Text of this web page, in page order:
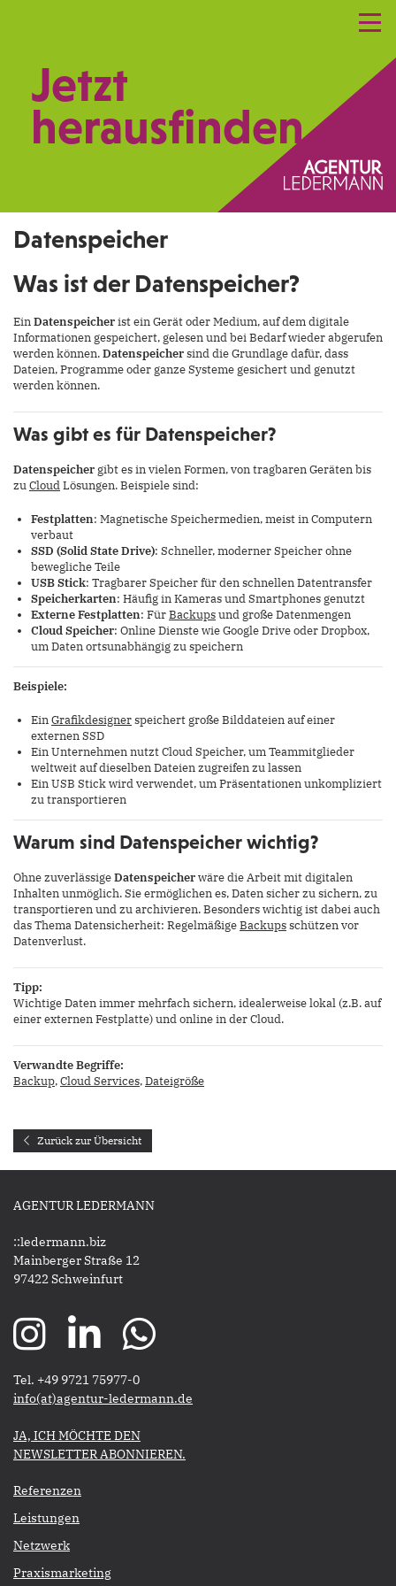
Praxismarketing
Kontakt
Jetzt
herausfinden.
Datenspeicher
Was ist der Datenspeicher?
EinDatenspeicherist ein Gerät oder Medium, auf dem digitale
Informationen gespeichert, gelesen und bei Bedarf wieder abgerufen
werden können.Datenspeichersind die Grundlage dafür, dass
Dateien, Programme oder ganze Systeme gesichert und genutzt
werden können.
Was gibt es für Datenspeicher?
Datenspeicher gibt es in vielen Formen, von tragbaren Geräten bis
zuCloudLösungen. Beispiele sind:
Festplatten: Magnetische Speichermedien, meist in Computern
verbaut
SSD (Solid State Drive): Schneller, moderner Speicher ohne
bewegliche Teile
USB Stick: Tragbarer Speicher für den schnellen Datentransfer
Speicherkarten: Häufig in Kameras und Smartphones genutzt
Externe Festplatten: FürBackupsund große Datenmengen
Cloud Speicher: Online Dienste wie Google Drive oder Dropbox,
um Daten ortsunabhängig zu speichern
Beispiele:
EinGrafikdesignerspeichert große Bilddateien auf einer
externen SSD
Ein Unternehmen nutzt Cloud Speicher, um Teammitglieder
weltweit auf dieselben Dateien zugreifen zu lassen
Ein USB Stick wird verwendet, um Präsentationen unkompliziert
zu transportieren
Warum sind Datenspeicher wichtig?
Ohne zuverlässigeDatenspeicherwäre die Arbeit mit digitalen
Inhalten unmöglich. Sie ermöglichen es, Daten sicher zu sichern, zu
transportieren und zu archivieren. Besonders wichtig ist dabei auch
das Thema Datensicherheit: RegelmäßigeBackupsschützen vor
Datenverlust.
Tipp:
Wichtige Daten immer mehrfach sichern, idealerweise lokal (z.B. auf
einer externen Festplatte) und online in der Cloud.
Verwandte Begriffe:
Backup,Cloud Services,Dateigröße
Zurück zur Übersicht
AGENTUR LEDERMANN
::ledermann.biz
Mainberger Straße 12
97422 Schweinfurt
Tel. +49 9721 75977-0
​​​​​​​info(at)agentur-ledermann.de
​​​​​JA, ICH MÖCHTE DEN
NEWSLETTER ABONNIEREN.​​​​​​​
Referenzen
Leistungen
Netzwerk
Praxismarketing